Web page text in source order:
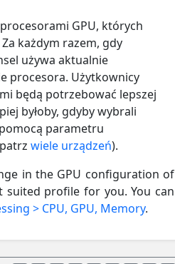
GPU, których
każdym razem, gdy
używa aktualnie
procesora. Użytkownicy
będą potrzebować lepszej
byłoby, gdyby wybrali
parametru
wiele urządzeń).
in the GPU configuration of
profile for you. You can
> CPU, GPU, Memory.